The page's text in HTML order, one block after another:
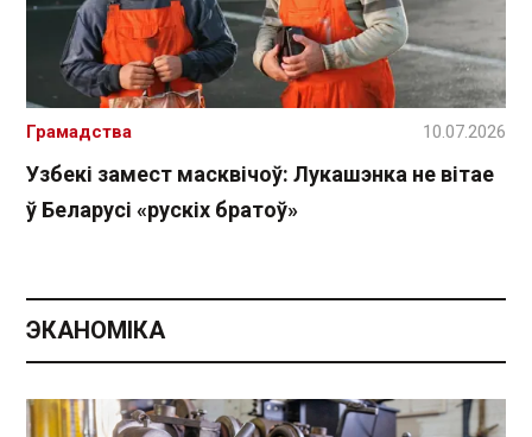
Узбекі замест масквічоў: Лукашэнка не вітае
ў Беларусі «рускіх братоў»
Грамадства 10.07.2026
ЭКАНОМІКА